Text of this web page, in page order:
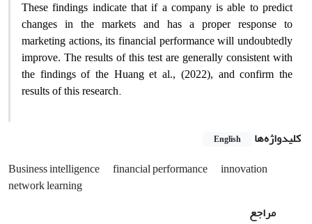
These findings indicate that if a company is able to predict
changes in the markets and has a proper response to
marketing actions, its financial performance will undoubtedly
improve. The results of this test are generally consistent with
the findings of the Huang et al., (2022), and confirm the
results of this research.
کلیدواژه‌ها English
Business intelligence financial performance
innovation
network learning
مراجع